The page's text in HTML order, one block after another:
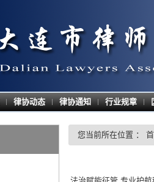
| 律协动态 | 律协通知 | 行业规章 |
您当前所在位置 ：